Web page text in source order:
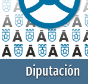
Diputación